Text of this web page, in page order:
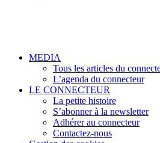
MEDIA
Tous les articles du
L’agenda du connecteur
LE CONNECTEUR
La petite histoire
S’abonner à la newsletter
Adhérer au connecteur
Contactez-nous